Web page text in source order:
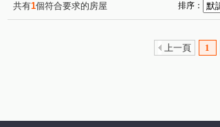
共有1個符合要求的房屋 排序：
上一頁 1